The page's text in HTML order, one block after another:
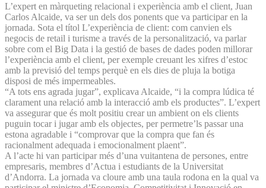
L’expert en màrqueting relacional i experiència amb el client, Juan
Carlos Alcaide, va ser un dels dos ponents que va participar en la
jornada. Sota el títol L’experiència de client: com canvien els
negocis de retail i turisme a través de la personalització, va parlar
sobre com el Big Data i la gestió de bases de dades poden millorar
l’experiència amb el client, per exemple creuant les xifres d’estoc
amb la previsió del temps perquè en els dies de pluja la botiga
disposi de més impermeables.
“A tots ens agrada jugar”, explicava Alcaide, “i la compra lúdica té
clarament una relació amb la interacció amb els productes”. L’expert
va assegurar que és molt positiu crear un ambient on els clients
puguin tocar i jugar amb els objectes, per permetre’ls passar una
estona agradable i “comprovar que la compra que fan és
racionalment adequada i emocionalment plaent”.
A l’acte hi van participar més d’una vuitantena de persones, entre
empresaris, membres d’Actua i estudiants de la Universitat
d’Andorra. La jornada va cloure amb una taula rodona en la qual va